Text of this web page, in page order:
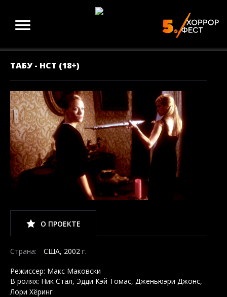
ТАБУ - НСТ (18+)
О ПРОЕКТЕ
Страна: США, 2002 г.
Режиссер: Макс Маковски
В ролях: Ник Стал, Эдди Кэй Томас, Дженьюэри Джонс,
Лори Хёринг